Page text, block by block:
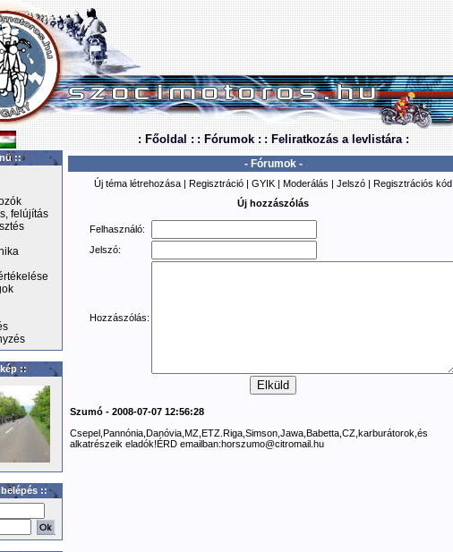
: Főoldal : : Fórumok : : Feliratkozás a levlistára :
::
felújítás
::
::
- Fórumok -
Új téma létrehozása | Regisztráció | GYIK | Moderálás | Jelszó | Regisztrációs kód
Új hozzászólás
Felhasználó:
Jelszó:
Hozzászólás:
Szumó - 2008-07-07 12:56:28
Csepel,Pannónia,Danóvia,MZ,ETZ.Riga,Simson,Jawa,Babetta,CZ,karburátorok,és
alkatrészeik eladók!ÉRD emailban:horszumo@citromail.hu